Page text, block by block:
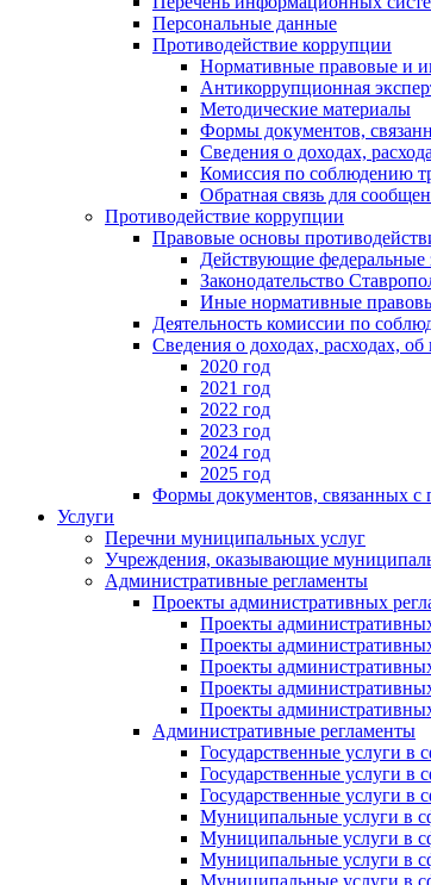
Персональные данные
Противодействие коррупции
Нормативные правовые и
Антикоррупционная
Методические материалы
Формы документов,
Сведения о доходах,
Комиссия по соблюдению
Обратная связь для
Противодействие коррупции
Правовые основы
Действующие федеральные
Законодательство
Иные нормативные
Деятельность комиссии по
Сведения о доходах, расходах,
2020 год
2021 год
2022 год
2023 год
2024 год
2025 год
Формы документов, связанных с
Услуги
Перечни муниципальных услуг
Учреждения, оказывающие
Административные регламенты
Проекты административных
Проекты
Проекты
Проекты
Проекты
Проекты
Административные регламенты
Государственные услуги в
Государственные услуги в
Государственные услуги в
Муниципальные услуги в
Муниципальные услуги в
Муниципальные услуги в
Муниципальные услуги в